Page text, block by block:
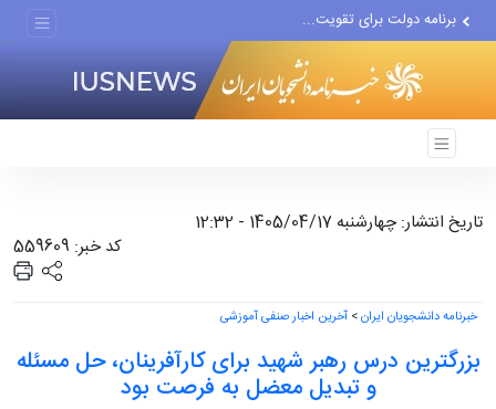
رژیم صهیونیستی بزرگ‌ترین...
دور جدید مذاکرات با اسرائیل...
تاریخ انتشار: چهارشنبه 1405/04/17 - 12:32
کد خبر: 559609
خبرنامه دانشجویان ایران> آخرین اخبار صنفی آموزشی
بزرگترین درس رهبر شهید برای کارآفرینان، حل مسئله
و تبدیل معضل به فرصت بود